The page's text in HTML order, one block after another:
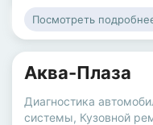
Посмотреть
Аква-Плаза
Диагностика
системы, Кузовной